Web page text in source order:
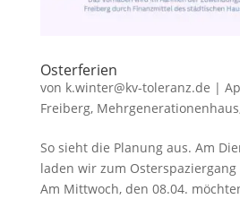
Osterferien
von k.winter@kv-toleranz.de |
Freiberg, Mehrgenerationenhaus
So sieht die Planung aus. Am
laden wir zum Osterspaziergang
Am Mittwoch, den 08.04.